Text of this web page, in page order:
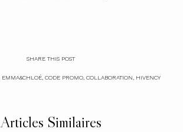
SHARE THIS POST
EMMA&CHLOÉ CODE PROMO COLLABORATION HIVENCY
Articles Similaires